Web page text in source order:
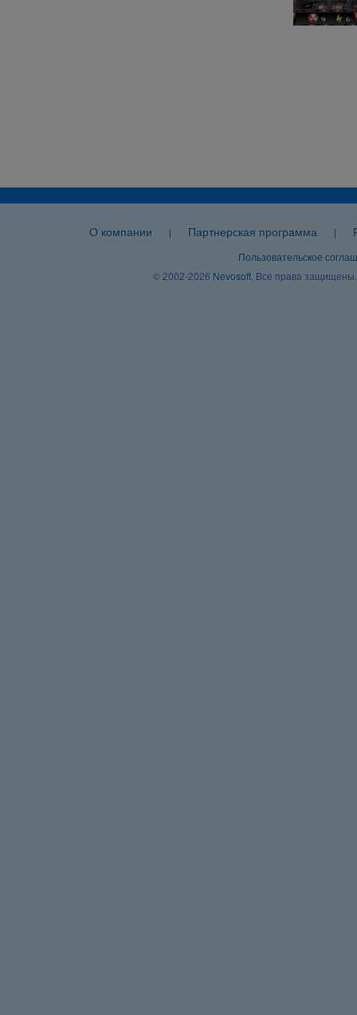
О компании | Партнерская программа |
Пользовательское
© 2002-2026 Nevosoft . Все права защищены